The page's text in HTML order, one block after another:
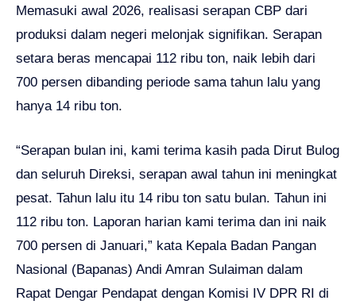
Memasuki awal 2026, realisasi serapan CBP dari
produksi dalam negeri melonjak signifikan. Serapan
setara beras mencapai 112 ribu ton, naik lebih dari
700 persen dibanding periode sama tahun lalu yang
hanya 14 ribu ton.
“Serapan bulan ini, kami terima kasih pada Dirut Bulog
dan seluruh Direksi, serapan awal tahun ini meningkat
pesat. Tahun lalu itu 14 ribu ton satu bulan. Tahun ini
112 ribu ton. Laporan harian kami terima dan ini naik
700 persen di Januari,” kata Kepala Badan Pangan
Nasional (Bapanas) Andi Amran Sulaiman dalam
Rapat Dengar Pendapat dengan Komisi IV DPR RI di